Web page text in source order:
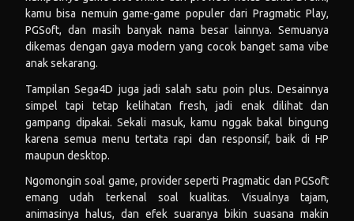
kamu bisa nemuin game-game populer dari Pragmatic Play,
PGSoft, dan masih banyak nama besar lainnya. Semuanya
dikemas dengan gaya modern yang cocok banget sama vibe
anak sekarang.
Tampilan Sega4D juga jadi salah satu poin plus. Desainnya
simpel tapi tetap kelihatan fresh, jadi enak dilihat dan
gampang dipakai. Sekali masuk, kamu nggak bakal bingung
karena semua menu tertata rapi dan responsif, baik di HP
maupun desktop.
Ngomongin soal game, provider seperti Pragmatic dan PGSoft
emang udah terkenal soal kualitas. Visualnya tajam,
animasinya halus, dan efek suaranya bikin suasana makin